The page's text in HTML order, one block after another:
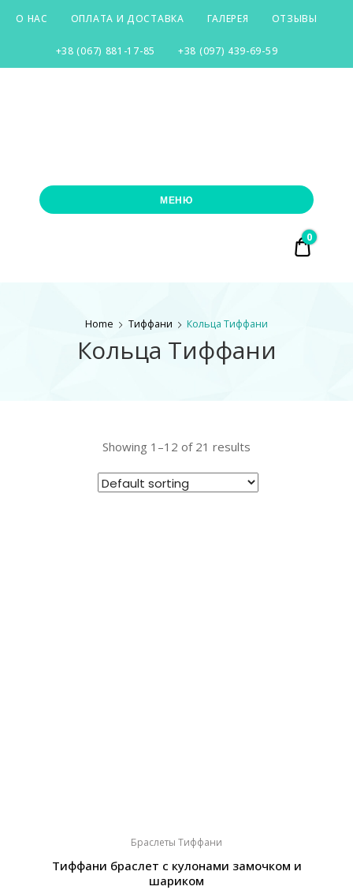
О НАС ОПЛАТА И ДОСТАВКА ГАЛЕРЕЯ ОТЗЫВЫ
+38 (067) 881-17-85 +38 (097) 439-69-59
МЕНЮ
₴ 0.00
0
Home Тиффани Кольца Тиффани
Кольца Тиффани
Showing 1–12 of 21 results
Браслеты Тиффани
Тиффани браслет с кулонами замочком и
шариком